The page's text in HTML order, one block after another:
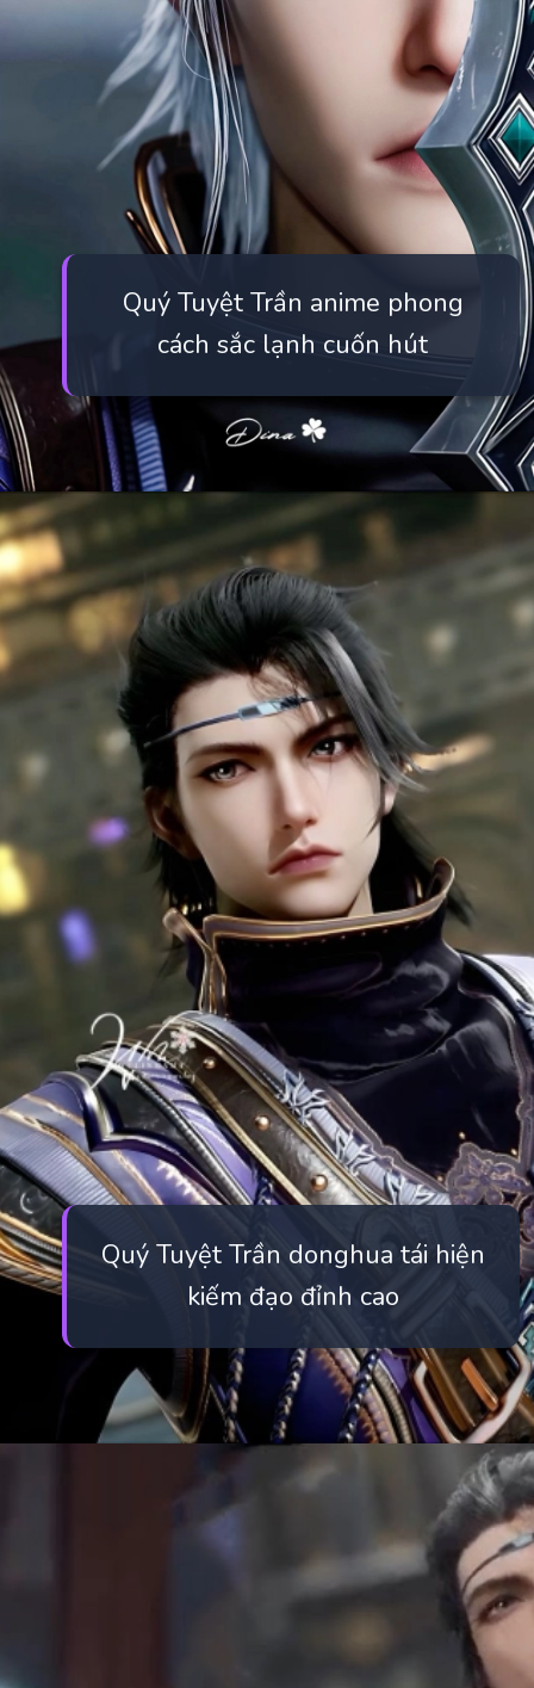
Quý Tuyệt Trần anime phong
cách sắc lạnh cuốn hút
Đang mở https://manhua.edu.vn/quy-tuyet-tran
Quý Tuyệt Trần donghua tái hiện
kiếm đạo đỉnh cao
https://manhua.edu.vn/quy-tuyet-tran